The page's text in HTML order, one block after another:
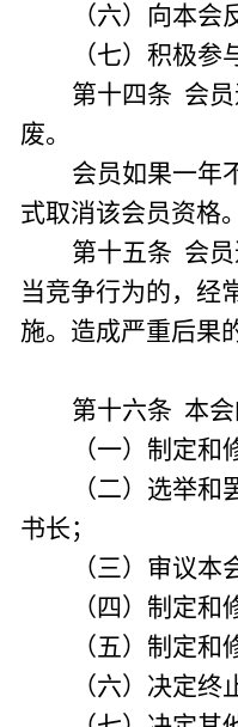
（六）向本会
（七）积极参
第十四条 会
废。
会员如果一年
式取消该会员资格。
第十五条 会
当竞争行为的，经
施。造成严重后果
第十六条 本
（一）制定和
（二）选举
书长；
（三）审议本
（四）制定和
（五）制定和
（六）决定终